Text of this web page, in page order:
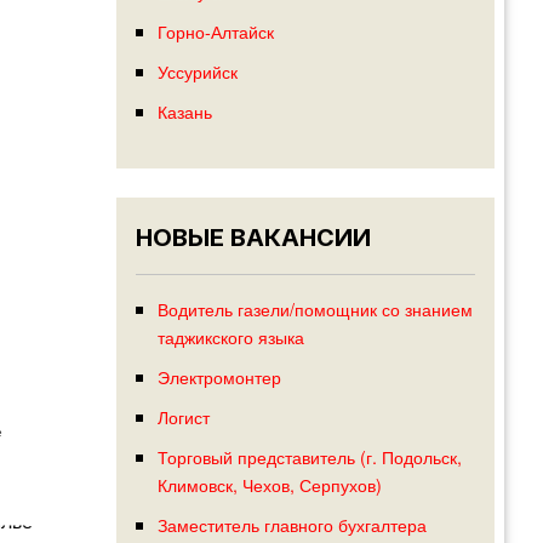
Горно-Алтайск
Уссурийск
Казань
НОВЫЕ ВАКАНСИИ
Водитель газели/помощник со знанием
таджикского языка
Электромонтер
Логист
Торговый представитель (г. Подольск,
Климовск, Чехов, Серпухов)
Заместитель главного бухгалтера